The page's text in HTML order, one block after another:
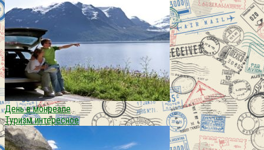
День в монреале
Туризм интересное